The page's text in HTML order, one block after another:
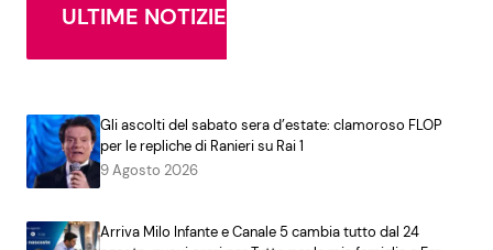
ULTIME NOTIZIE
Gli ascolti del sabato sera d’estate: clamoroso FLOP
per le repliche di Ranieri su Rai 1
9 Agosto 2026
Arriva Milo Infante e Canale 5 cambia tutto dal 24